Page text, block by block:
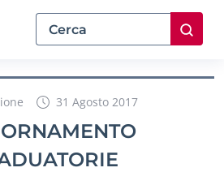
31 Agosto 2017